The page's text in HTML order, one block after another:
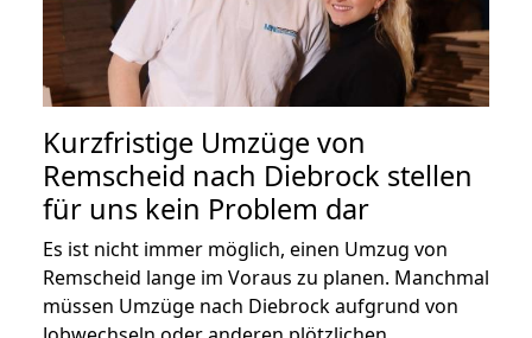
Kurzfristige Umzüge von
Remscheid nach Diebrock stellen
für uns kein Problem dar
Es ist nicht immer möglich, einen Umzug von
Remscheid lange im Voraus zu planen. Manchmal
müssen Umzüge nach Diebrock aufgrund von